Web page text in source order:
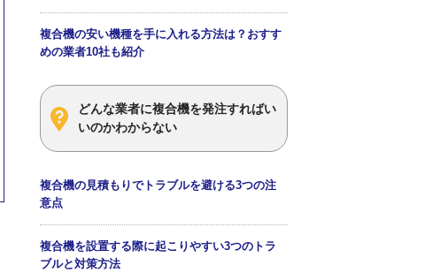
複合機の安い機種を手に入れる方法は？おすす
めの業者10社も紹介
どんな業者に複合機を発注すればい
いのかわからない
複合機の見積もりでトラブルを避ける3つの注
意点
複合機を設置する際に起こりやすい3つのトラ
ブルと対策方法